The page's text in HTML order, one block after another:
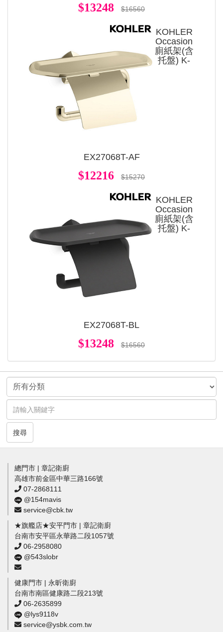
$13248 $16560
KOHLER
Occasion
廁紙架(含
托盤) K-
EX27068T-AF
$12216 $15270
KOHLER
Occasion
廁紙架(含
托盤) K-
EX27068T-BL
$13248 $16560
搜尋
總門市 | 章記衛廚
高雄市前金區中華三路166號
07-2868111
@154mavis
service@cbk.tw
★旗艦店★安平門市 | 章記衛廚
台南市安平區永華路二段1057號
06-2958080
@543slobr
健康門市 | 永昕衛廚
台南市南區健康路二段213號
06-2635899
@lys9118v
service@ysbk.com.tw